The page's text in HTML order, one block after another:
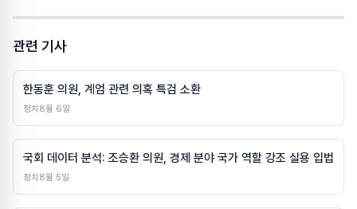
관련 기사
한동훈 의원, 계엄 관련 의혹 특검 소환
정치 8월 6일
국회 데이터 분석: 조승환 의원, 경제 분야 국가 역할 강조 실용 입법
정치 8월 5일